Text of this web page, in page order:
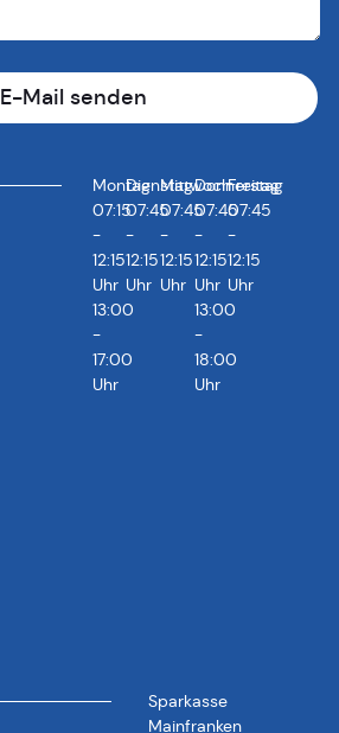
E-Mail senden
Montag
07:15
-
12:15
Uhr
13:00
-
17:00
Uhr
Dienstag
07:45
-
12:15
Uhr
Mittwoch
07:45
-
12:15
Uhr
Donnerstag
07:45
-
12:15
Uhr
13:00
-
18:00
Uhr
Freitag
07:45
-
12:15
Uhr
Sparkasse
Mainfranken